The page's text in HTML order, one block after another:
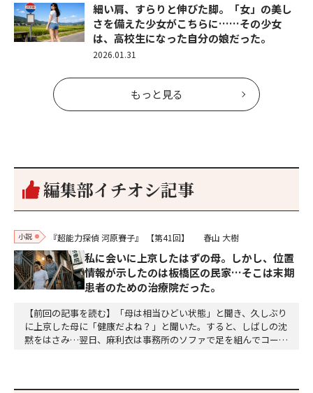
細い肩、すらりと伸びた脚。「女」の美し
さを備えた少女がこちらに……その少女
は、高校生になった自分の娘だった。
2026.01.31
もっと見る
編集部イチオシ記事
小説 『超能力探偵 河原賽子』 【第41回】 春山 大樹
私に会いに上京したはずの母。しかし、位置
情報が示したのは板橋区の民家…そこは末期
患者のための治療院だった。
【前回の記事を読む】「母は相当ひどい状態」と聞き、久しぶり
に上京した母に「健康だよね？」と聞いた。すると、しばしの沈
黙をはさみ…翌日、麻利衣は事務所のソファで足を組んでコーヒ